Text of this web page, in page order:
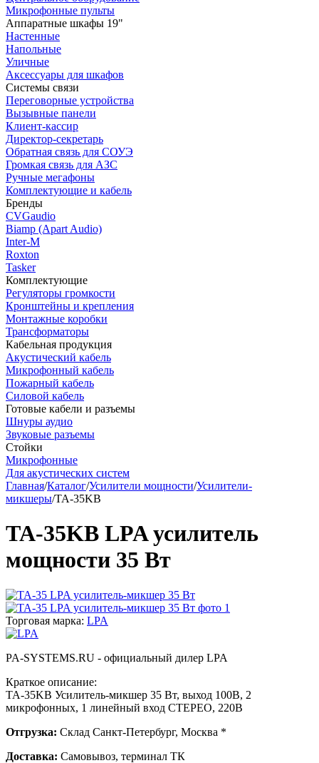
Микрофонные пульты
Аппаратные шкафы 19"
Настенные
Напольные
Уличные
Аксессуары для шкафов
Системы связи
Переговорные устройства
Вызывные панели
Клиент-кассир
Директор-секретарь
Обратная связь для СОУЭ
Громкая связь для АЗС
Ручные мегафоны
Комплектующие и кабель
Бренды
CVGaudio
Biamp (Apart Audio)
Inter-M
Roxton
Tasker
Комплектующие
Регуляторы громкости
Кронштейны и крепления
Монтажные коробки
Трансформаторы
Кабельная продукция
Акустический кабель
Микрофонный кабель
Пожарный кабель
Силовой кабель
Готовые кабели и разъемы
Шнуры аудио
Звуковые разъемы
Стойки
Микрофонные
Для акустических систем
Главная/Каталог/Усилители мощности/Усилители-
микшеры/TA-35KB
TA-35KB LPA усилитель
мощности 35 Вт
Торговая марка: LPA
PA-SYSTEMS.RU - официальный дилер LPA
Краткое описание:
TA-35KB Усилитель-микшер 35 Вт, выход 100В, 2
микрофонных, 1 линейный вход СТЕРЕО, 220В
Отгрузка: Склад Санкт-Петербург, Москва *
Доставка: Самовывоз, терминал ТК